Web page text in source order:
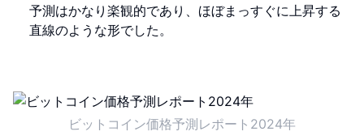
予測はかなり楽観的であり、ほぼまっすぐに上昇する
直線のような形でした。
ビットコイン価格予測レポート2024年